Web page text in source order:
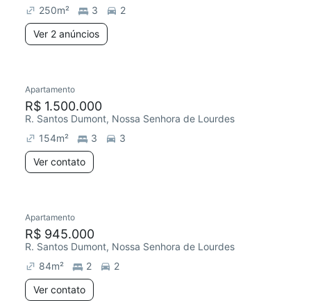
250m² 3
2
Ver 2 anúncios
Apartamento
R$ 1.500.000
R. Santos Dumont, Nossa Senhora de Lourdes
154m² 3
3
Ver contato
Apartamento
R$ 945.000
R. Santos Dumont, Nossa Senhora de Lourdes
84m² 2
2
Ver contato